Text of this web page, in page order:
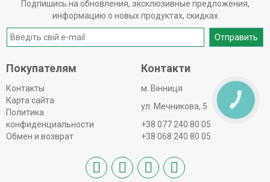
Подпишись на обновления, эксклюзивные предложения,
информацию о новых продуктах, скидках
Отправить
Покупателям
Контакты
Карта сайта
Политика
конфиденциальности
Обмен и возврат
Контакти
м. Вінниця
ул. Мечникова, 5
+38 077 240 80 05
+38 068 240 80 05
КНОПКА
ЗВ'ЯЗКУ